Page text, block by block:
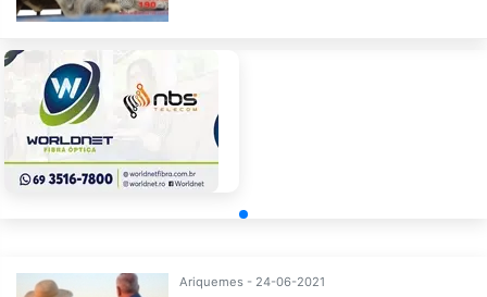
Ariquemes - 24-06-2021